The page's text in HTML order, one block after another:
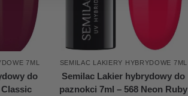
7ML
do
SEMILAC LAKIERY HYBRYDOWE 7ML
Semilac Lakier hybrydowy do
paznokci 7ml – 568 Neon Ruby